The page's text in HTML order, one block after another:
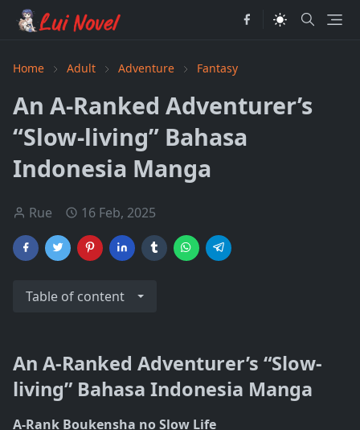
Home Adult Adventure Fantasy
An A-Ranked Adventurer’s
“Slow-living” Bahasa
Indonesia Manga
Rue 16 Feb, 2025
Table of content
An A-Ranked Adventurer’s “Slow-
living” Bahasa Indonesia Manga
A-Rank Boukensha no Slow Life